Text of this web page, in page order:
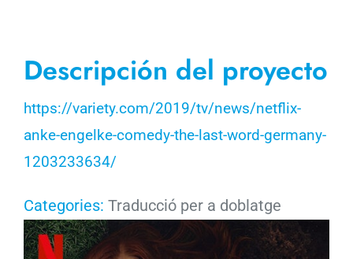
Descripción del proyecto
https://variety.com/2019/tv/news/netflix-
anke-engelke-comedy-the-last-word-germany-
1203233634/
Categories: Traducció per a doblatge